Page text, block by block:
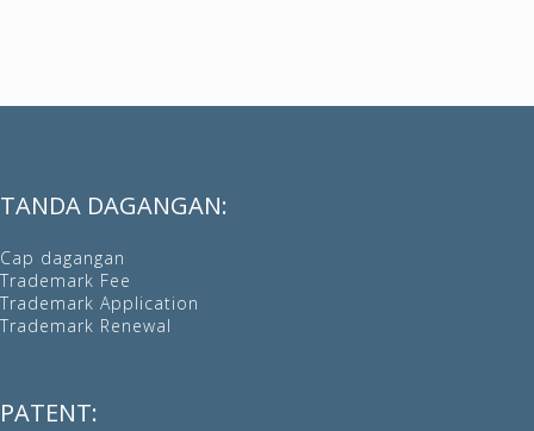
TANDA DAGANGAN:
Cap dagangan
Trademark Fee
Trademark Application
Trademark Renewal
PATENT: